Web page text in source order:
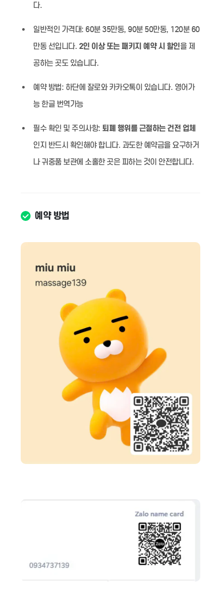
다.
일반적인 가격대: 60분 35만동, 90분 50만동, 120분 60
만동 선입니다. 2인 이상 또는 패키지 예약 시 할인을 제
공하는 곳도 있습니다.
예약 방법: 하단에 잘로와 카카오톡이 있습니다. 영어가
능 한글 번역가능
필수 확인 및 주의사항: 퇴폐 행위를 근절하는 건전 업체
인지 반드시 확인해야 합니다. 과도한 예약금을 요구하거
나 귀중품 보관에 소홀한 곳은 피하는 것이 안전합니다.
예약 방법